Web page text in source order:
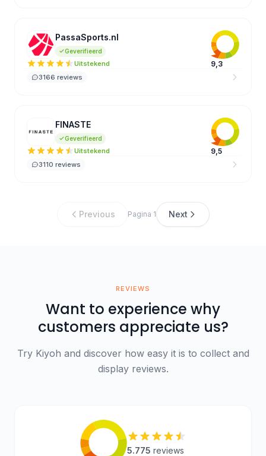
PA
PassaSports.nl
Geverifieerd
9,3
Uitstekend
3166 reviews
FI
FINASTE
Geverifieerd
9,5
Uitstekend
3110 reviews
Previous Pagina 1 Next
REVIEWS
Want to experience why
customers appreciate us?
Try Kiyoh and discover how easy it is to collect and
display reviews.
5.775 reviews